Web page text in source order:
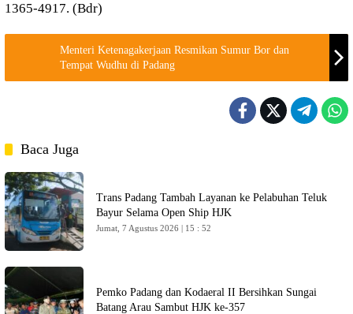
1365-4917. (Bdr)
Menteri Ketenagakerjaan Resmikan Sumur Bor dan
Tempat Wudhu di Padang
Baca Juga
Trans Padang Tambah Layanan ke Pelabuhan Teluk
Bayur Selama Open Ship HJK
Jumat, 7 Agustus 2026 | 15 : 52
Pemko Padang dan Kodaeral II Bersihkan Sungai
Batang Arau Sambut HJK ke-357